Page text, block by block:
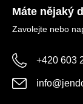
Máte nějaký
Zavolejte nebo
+420 603
info@